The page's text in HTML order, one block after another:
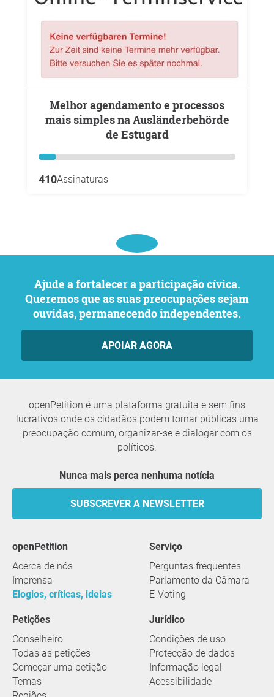
Melhor agendamento e processos
mais simples na Ausländerbehörde
de Estugard
410Assinaturas
Ajude a fortalecer a participação cívica.
Queremos que as suas preocupações sejam
ouvidas, permanecendo independentes.
APOIAR AGORA
openPetition é uma plataforma gratuita e sem fins
lucrativos onde os cidadãos podem tornar públicas uma
preocupação comum, organizar-se e dialogar com os
políticos.
Nunca mais perca nenhuma notícia
SUBSCREVER A NEWSLETTER
openPetition
Acerca de nós
Imprensa
Elogios, críticas, ideias
serviço
Perguntas frequentes
Parlamento da Câmara
E-Voting
Petições
Conselheiro
Todas as petições
Começar uma petição
Temas
Jurídico
Condições de uso
Protecção de dados
Informação legal
Acessibilidade